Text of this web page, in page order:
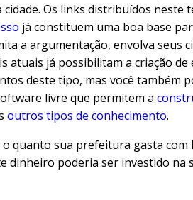
cidade. Os links distribuídos neste
já constituem uma boa base
a argumentação, envolva seus
atuais já possibilitam a criação de
deste tipo, mas você também
livre que permitem a
outros tipos de conhecimento.
quanto sua prefeitura gasta com
dinheiro poderia ser investido na